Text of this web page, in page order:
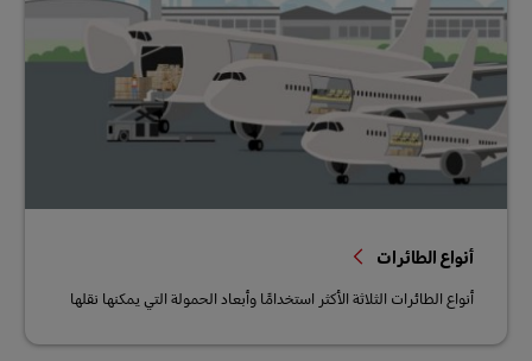
أنواع الطائرات
أنواع الطائرات الثلاثة الأكثر استخدامًا وأبعاد الحمولة التي يمكنها نقلها